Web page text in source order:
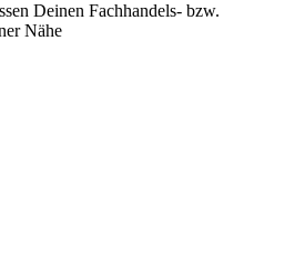
Deinen Fachhandels- bzw.
Nähe